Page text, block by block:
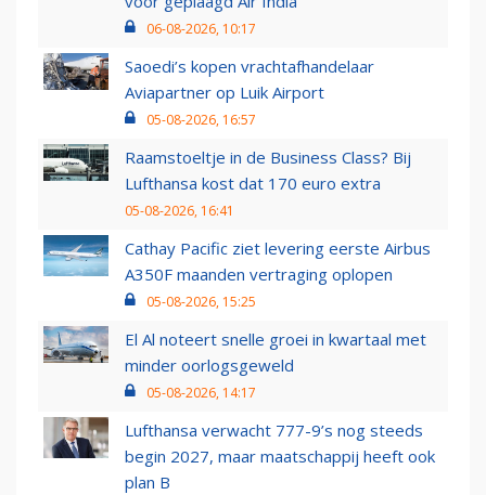
06-08-2026, 10:17
Saoedi’s kopen vrachtafhandelaar
Aviapartner op Luik Airport
05-08-2026, 16:57
Raamstoeltje in de Business Class? Bij
Lufthansa kost dat 170 euro extra
05-08-2026, 16:41
Cathay Pacific ziet levering eerste Airbus
A350F maanden vertraging oplopen
05-08-2026, 15:25
El Al noteert snelle groei in kwartaal met
minder oorlogsgeweld
05-08-2026, 14:17
Lufthansa verwacht 777-9’s nog steeds
begin 2027, maar maatschappij heeft ook
plan B